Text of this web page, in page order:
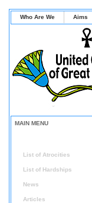
Who Are We Aims
MAIN MENU
List of Atrocities
List of Hardships
News
Articles